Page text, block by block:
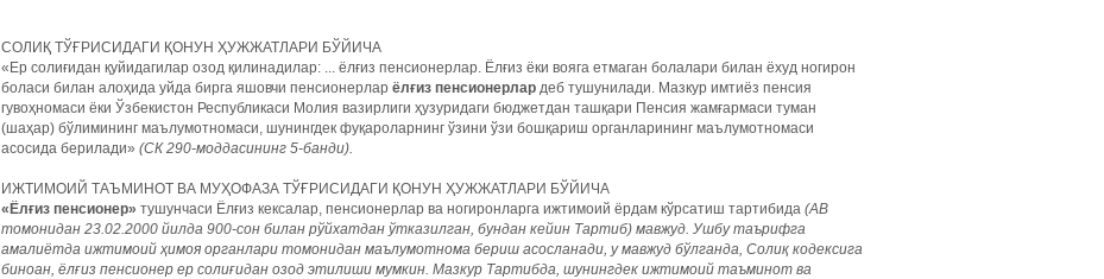
СОЛИҚ ТЎҒРИСИДАГИ ҚОНУН ҲУЖЖАТЛАРИ БЎЙИЧА
«Ер солиғидан қуйидагилар озод қилинадилар: ... ёлғиз пенсионерлар. Ёлғиз ёки вояга етмаган болалари билан ёхуд ногирон
боласи билан алоҳида уйда бирга яшовчи пенсионерлар ёлғиз пенсионерлар деб тушунилади. Мазкур имтиёз пенсия
гувоҳномаси ёки Ўзбекистон Республикаси Молия вазирлиги ҳузуридаги бюджетдан ташқари Пенсия жамғармаси туман
(шаҳар) бўлимининг маълумотномаси, шунингдек фуқароларнинг ўзини ўзи бошқариш органларининг маълумотномаси
асосида берилади» (СК 290-моддасининг 5-банди).
ИЖТИМОИЙ ТАЪМИНОТ ВА МУҲОФАЗА ТЎҒРИСИДАГИ ҚОНУН ҲУЖЖАТЛАРИ БЎЙИЧА
«Ёлғиз пенсионер» тушунчаси Ёлғиз кексалар, пенсионерлар ва ногиронларга ижтимоий ёрдам кўрсатиш тартибида (АВ
томонидан 23.02.2000 йилда 900-сон билан рўйхатдан ўтказилган, бундан кейин Тартиб) мавжуд. Ушбу таърифга
амалиётда ижтимоий ҳимоя органлари томонидан маълумотнома бериш асосланади, у мавжуд бўлганда, Солиқ кодексига
биноан, ёлғиз пенсионер ер солиғидан озод этилиши мумкин. Мазкур Тартибда, шунингдек ижтимоий таъминот ва